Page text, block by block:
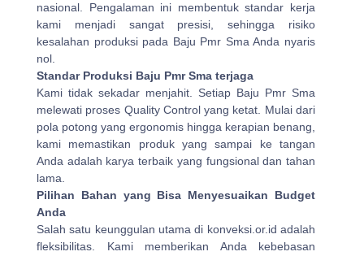
nasional. Pengalaman ini membentuk standar kerja
kami menjadi sangat presisi, sehingga risiko
kesalahan produksi pada Baju Pmr Sma Anda nyaris
nol.
Standar Produksi Baju Pmr Sma terjaga
Kami tidak sekadar menjahit. Setiap Baju Pmr Sma
melewati proses Quality Control yang ketat. Mulai dari
pola potong yang ergonomis hingga kerapian benang,
kami memastikan produk yang sampai ke tangan
Anda adalah karya terbaik yang fungsional dan tahan
lama.
Pilihan Bahan yang Bisa Menyesuaikan Budget
Anda
Salah satu keunggulan utama di konveksi.or.id adalah
fleksibilitas. Kami memberikan Anda kebebasan